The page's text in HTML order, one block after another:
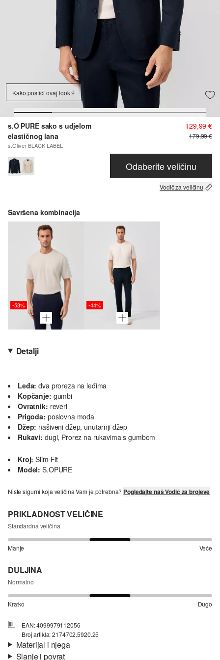
Kako postići ovaj look
s.O PURE sako s udjelom
elastičnog lana
s.Oliver BLACK LABEL
129,99 €
179,99 €
Odaberite veličinu
Vodič za veličinu
Savršena kombinacija
-53% -44%
Detalji
Leđa: dva proreza na leđima
Kopčanje: gumbi
Ovratnik: reveri
Prigoda: poslovna moda
Džep: našiveni džep, unutarnji džep
Rukavi: dugi, Prorez na rukavima s gumbom
Kroj: Slim Fit
Model: S.OPURE
Niste sigurni koja veličina Vam je potrebna? Pogledajte naš Vodič za brojeve
PRIKLADNOST VELIČINE
Standardna veličina
Manje Veće
DULJINA
Normalno
Kratko Dugo
EAN: 4099979112056
Broj artikla: 2174702.5920.25
Materijal i njega
Slanje i povrat